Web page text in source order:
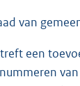
van
een